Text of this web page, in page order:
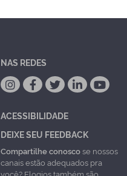
NAS REDES
ACESSIBILIDADE
DEIXE SEU FEEDBACK
Compartilhe conoscose nossos
canais estão adequados pra
você? Elogios também são